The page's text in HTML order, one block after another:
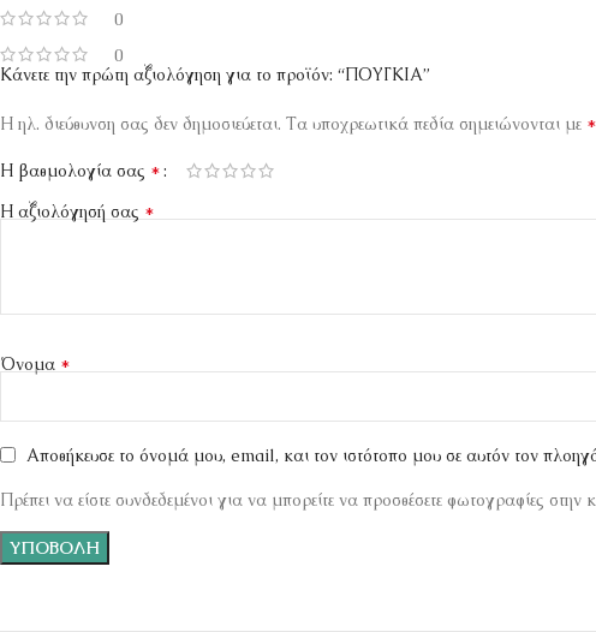
0
0
Κάνετε την πρώτη αξιολόγηση για το προϊόν: “ΠΟΥΓΚΙΑ”
Η ηλ. διεύθυνση σας δεν δημοσιεύεται. Τα υποχρεωτικά πεδία σημειώνονται με *
Η βαθμολογία σας *
Η αξιολόγησή σας *
Όνομα *
Αποθήκευσε το όνομά μου, email, και τον ιστότοπο μου σε αυτόν τον
Πρέπει να είστε συνδεδεμένοι για να μπορείτε να προσθέσετε φωτογραφίες στην